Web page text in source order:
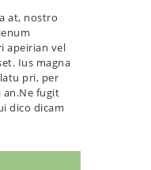
at, nostro
apeirian vel
Ius magna
pri, per
an.Ne fugit
dico dicam